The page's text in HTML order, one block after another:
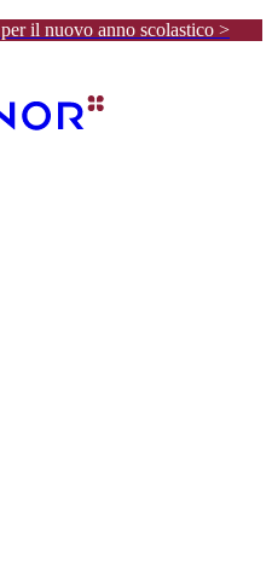
il nuovo anno scolastico >